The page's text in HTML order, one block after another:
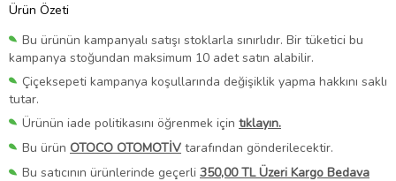
Ürün Özeti
Bu ürünün kampanyalı satışı stoklarla sınırlıdır. Bir tüketici bu
kampanya stoğundan maksimum 10 adet satın alabilir.
Çiçeksepeti kampanya koşullarında değişiklik yapma hakkını saklı
tutar.
Ürünün iade politikasını öğrenmek için tıklayın.
Bu ürün OTOCO OTOMOTİV tarafından gönderilecektir.
Bu satıcının ürünlerinde geçerli 350,00 TL Üzeri Kargo Bedava